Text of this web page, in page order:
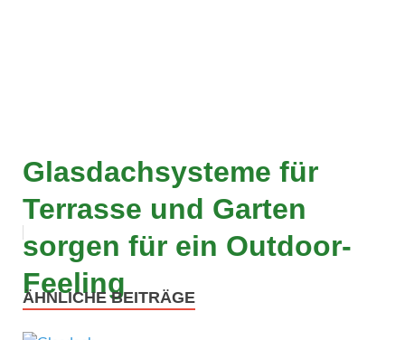
Glasdachsysteme für
Terrasse und Garten
sorgen für ein Outdoor-
Feeling
ÄHNLICHE BEITRÄGE